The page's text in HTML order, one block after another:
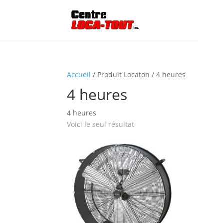
Accueil / Produit Locaton / 4 heures
4 heures
4 heures
Voici le seul résultat